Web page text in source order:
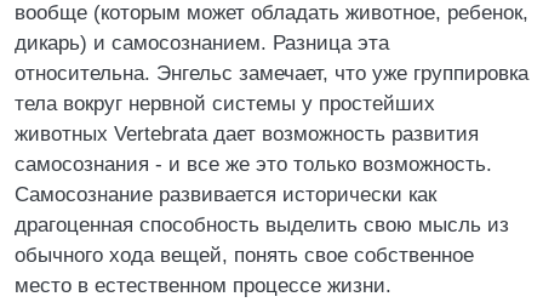
вообще (которым может обладать животное, ребенок,
дикарь) и самосознанием. Разница эта
относительна. Энгельс замечает, что уже группировка
тела вокруг нервной системы у простейших
животных Vertebrata дает возможность развития
самосознания - и все же это только возможность.
Самосознание развивается исторически как
драгоценная способность выделить свою мысль из
обычного хода вещей, понять свое собственное
место в естественном процессе жизни.